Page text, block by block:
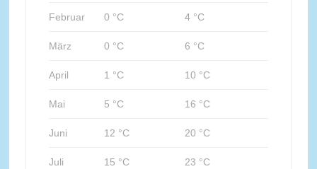
Februar 0 °C 4 °C
März 0 °C 6 °C
April 1 °C 10 °C
Mai 5 °C 16 °C
Juni 12 °C 20 °C
Juli 15 °C 23 °C